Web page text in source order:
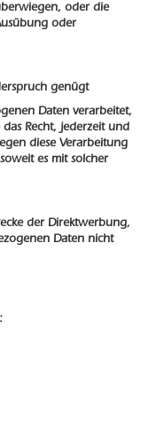
oder die
oder
genügt
Daten verarbeitet,
Recht, jederzeit und
diese Verarbeitung
es mit solcher
der Direktwerbung,
Daten nicht